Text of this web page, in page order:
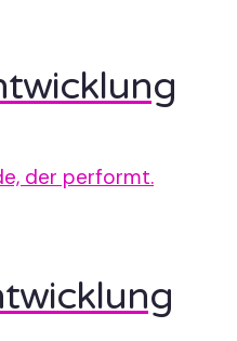
der performt.